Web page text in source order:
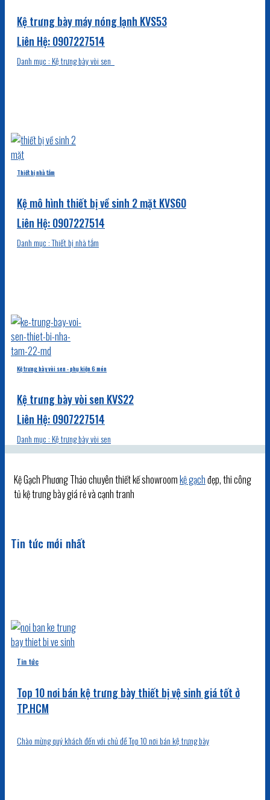
Kệ trưng bày máy nóng lạnh KVS53
Danh mục : Kệ trưng bày vòi sen
Thiết bị nhà tắm
Kệ mô hình thiết bị về sinh 2 mặt KVS60
Danh mục : Thiết bị nhà tắm
Kệ trưng bày vòi sen - phụ kiện 6 món
Kệ trưng bày vòi sen KVS22
Danh mục : Kệ trưng bày vòi sen
Kệ Gạch Phương Thảo chuyên thiết kế showroomkệ gạchđẹp, thi công
tủ kệ trưng bày giá rẻ và cạnh tranh
Tin tức mới nhất
Tin tức
Top 10 nơi bán kệ trưng bày thiết bị vệ sinh giá tốt ở
TP.HCM
Chào mừng quý khách đến với chủ đề Top 10 nơi bán kệ trưng bày